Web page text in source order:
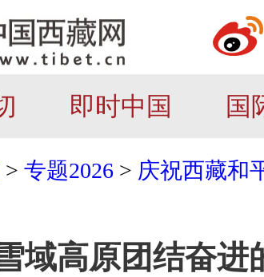
即时中国 国
> 专题2026 > 庆祝西藏和
域高原团结奋进